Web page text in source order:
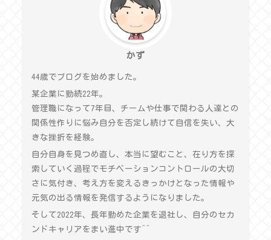
かず
44歳でブログを始めました。
某企業に勤続22年。
管理職になって7年目、チームや仕事で関わる人達との
関係性作りに悩み自分を否定し続けて自信を失い、大
きな挫折を経験。
自分自身を見つめ直し、本当に望むこと、在り方を探
索していく過程でモチベーションコントロールの大切
さに気付き、考え方を変えるきっかけとなった情報や
元気の出る情報を発信するようになりました。
そして2022年、長年勤めた企業を退社し、自分のセカ
ンドキャリアをまい進中です^^